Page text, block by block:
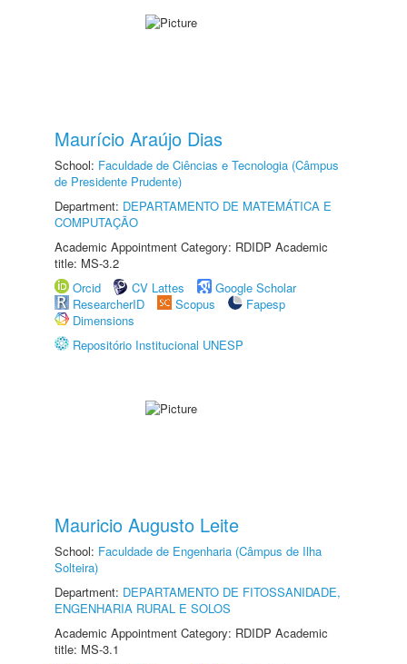
Maurício Araújo Dias
School: Faculdade de Ciências e Tecnologia (Câmpus
de Presidente Prudente)
Department: DEPARTAMENTO DE MATEMÁTICA E
COMPUTAÇÃO
Academic Appointment Category: RDIDP Academic
title: MS-3.2
Orcid
CV Lattes
Google Scholar
ResearcherID
Scopus
Fapesp
Dimensions
Repositório Institucional UNESP
Mauricio Augusto Leite
School: Faculdade de Engenharia (Câmpus de Ilha
Solteira)
Department: DEPARTAMENTO DE FITOSSANIDADE,
ENGENHARIA RURAL E SOLOS
Academic Appointment Category: RDIDP Academic
title: MS-3.1